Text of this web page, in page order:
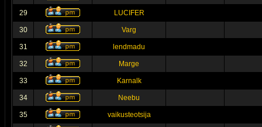
29 LUCIFER
30 Varg
31 lendmadu
32 Marge
33 Karnalk
34 Neebu
35 vaikusteotsija